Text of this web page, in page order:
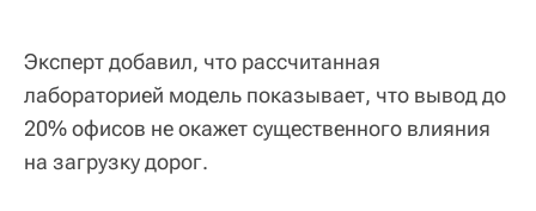
Эксперт добавил, что рассчитанная
лабораторией модель показывает, что вывод до
20% офисов не окажет существенного влияния
на загрузку дорог.